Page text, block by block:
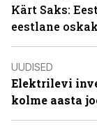
Kärt Saks:
eestlane
UUDISED
Elektrilevi
kolme aasta